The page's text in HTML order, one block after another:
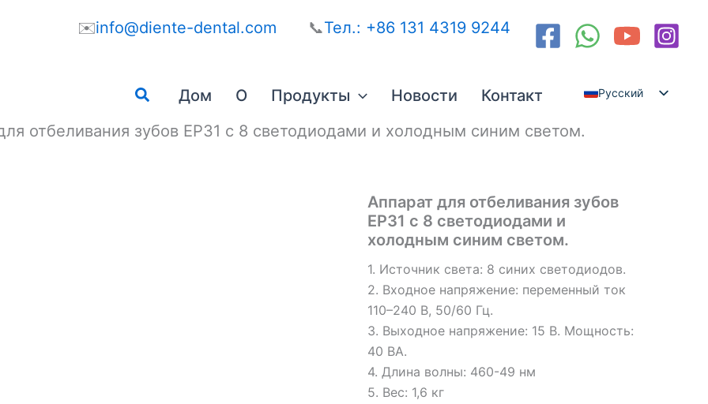
✉️info@diente-dental.com 📞Тел.: +86 131 4319 9244
ПоискДом О Продукты Новости Контакт
Русский
отбеливания зубов EP31 с 8 светодиодами и холодным синим светом.
Аппарат для отбеливания зубов
EP31 с 8 светодиодами и
холодным синим светом.
1. Источник света: 8 синих светодиодов.
2. Входное напряжение: переменный ток
110–240 В, 50/60 Гц.
3. Выходное напряжение: 15 В. Мощность:
40 ВА.
4. Длина волны: 460-49 нм
5. Вес: 1,6 кг